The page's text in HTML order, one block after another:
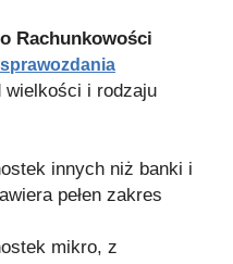
Rachunkowości
sprawozdania
wielkości i rodzaju
innych niż banki i
pełen zakres
mikro, z